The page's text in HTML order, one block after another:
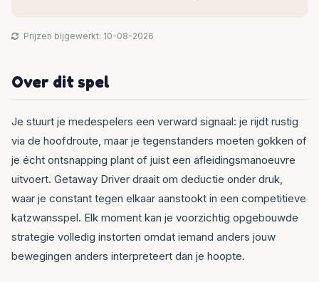
Prijzen bijgewerkt: 10-08-2026
Over dit spel
Je stuurt je medespelers een verward signaal: je rijdt rustig
via de hoofdroute, maar je tegenstanders moeten gokken of
je écht ontsnapping plant of juist een afleidingsmanoeuvre
uitvoert. Getaway Driver draait om deductie onder druk,
waar je constant tegen elkaar aanstookt in een competitieve
katzwansspel. Elk moment kan je voorzichtig opgebouwde
strategie volledig instorten omdat iemand anders jouw
bewegingen anders interpreteert dan je hoopte.